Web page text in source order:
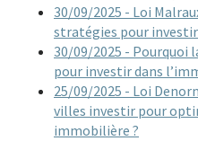
30/09/2025 - Loi
stratégies pour investir
30/09/2025 - Pourquoi
pour investir dans
25/09/2025 - Loi
villes investir pour
immobilière ?